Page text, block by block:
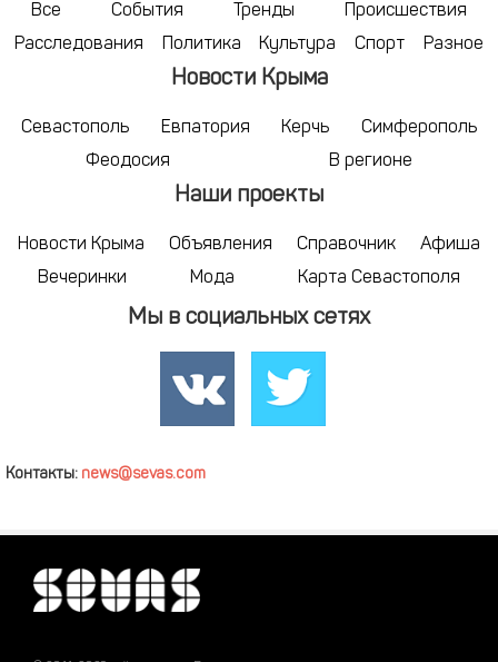
Все События Тренды
Происшествия
Расследования
Политика Культура Спорт Разное
Новости Крыма
Севастополь Евпатория Керчь
Симферополь
Феодосия
В регионе
Наши проекты
Новости Крыма Объявления Справочник
Афиша
Вечеринки
Мода Карта Севастополя
Мы в социальных сетях
Контакты: news@sevas.com